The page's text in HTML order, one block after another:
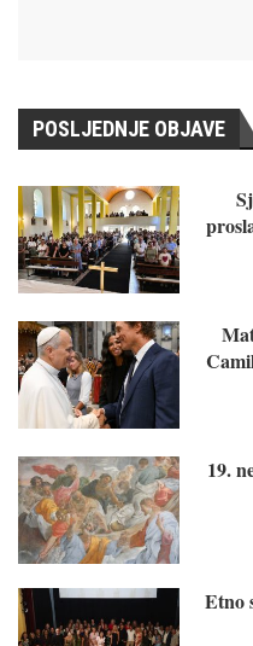
POSLJEDNJE OBJAVE
19.
Etno